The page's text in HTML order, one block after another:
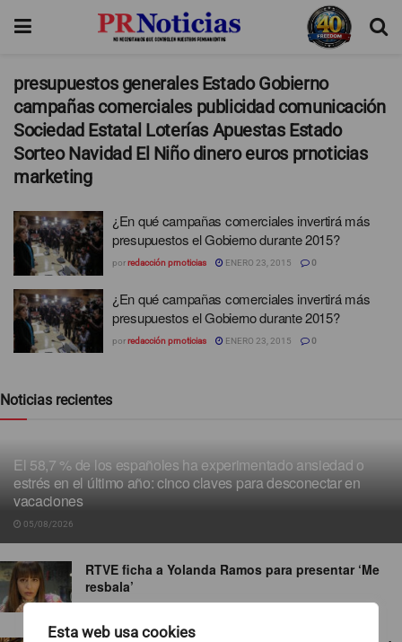
Esta web usa cookies
presupuestos generales Estado Gobierno
campañas comerciales publicidad comunicación
Sociedad Estatal Loterías Apuestas Estado
Sorteo Navidad El Niño dinero euros prnoticias
marketing
¿En qué campañas comerciales invertirá más
presupuestos el Gobierno durante 2015?
porredacción prnoticias ENERO 23, 2015 0
¿En qué campañas comerciales invertirá más
presupuestos el Gobierno durante 2015?
porredacción prnoticias ENERO 23, 2015 0
Noticias recientes
El 58,7 % de los españoles ha experimentado ansiedad o
estrés en el último año: cinco claves para desconectar en
vacaciones
05/08/2026
RTVE ficha a Yolanda Ramos para presentar ‘Me
resbala’